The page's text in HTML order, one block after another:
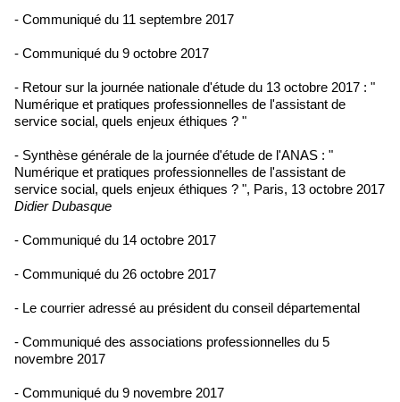
- Communiqué du 11 septembre 2017
- Communiqué du 9 octobre 2017
- Retour sur la journée nationale d'étude du 13 octobre 2017 : "
Numérique et pratiques professionnelles de l'assistant de
service social, quels enjeux éthiques ? "
- Synthèse générale de la journée d'étude de l'ANAS : "
Numérique et pratiques professionnelles de l'assistant de
service social, quels enjeux éthiques ? ", Paris, 13 octobre 2017
Didier Dubasque
- Communiqué du 14 octobre 2017
- Communiqué du 26 octobre 2017
- Le courrier adressé au président du conseil départemental
- Communiqué des associations professionnelles du 5
novembre 2017
- Communiqué du 9 novembre 2017